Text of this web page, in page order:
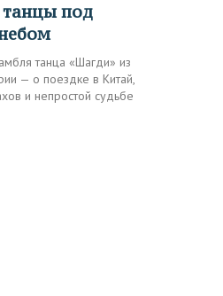
танца «Шагди» из
— о поездке в Китай,
и непростой судьбе